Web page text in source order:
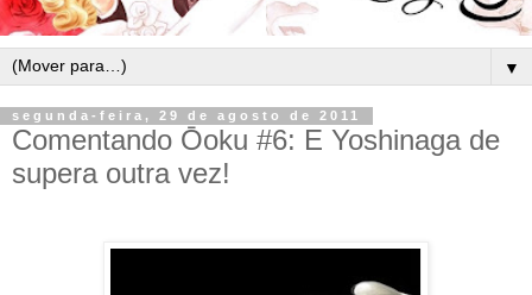
▼
segunda-feira, 29 de agosto de 2011
Comentando Ōoku #6: E Yoshinaga de
supera outra vez!